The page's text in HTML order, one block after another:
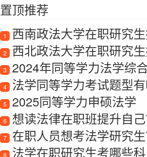
置顶推荐
1 西南政法大学在职研究
2 西北政法大学在职研究
3 2024年同等学力法学综
4 法学同等学力考试题型有哪
5 2025同等学力申硕法学
6 想读法律在职班提升自
7 在职人员想考法学研究
8 法学在职研究生考哪些